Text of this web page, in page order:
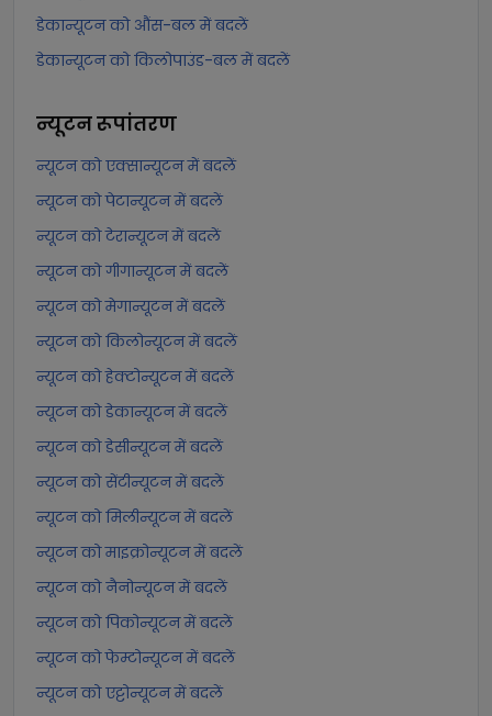
डेकान्यूटन को औंस-बल में बदलें
डेकान्यूटन को किलोपाउंड-बल में बदलें
न्यूटनरूपांतरण
न्यूटन को एक्सान्यूटन में बदलें
न्यूटन को पेटान्यूटन में बदलें
न्यूटन को टेरान्यूटन में बदलें
न्यूटन को गीगान्यूटन में बदलें
न्यूटन को मेगान्यूटन में बदलें
न्यूटन को किलोन्यूटन में बदलें
न्यूटन को हेक्टोन्यूटन में बदलें
न्यूटन को डेकान्यूटन में बदलें
न्यूटन को डेसीन्यूटन में बदलें
न्यूटन को सेंटीन्यूटन में बदलें
न्यूटन को मिलीन्यूटन में बदलें
न्यूटन को माइक्रोन्यूटन में बदलें
न्यूटन को नैनोन्यूटन में बदलें
न्यूटन को पिकोन्यूटन में बदलें
न्यूटन को फेम्टोन्यूटन में बदलें
न्यूटन को एट्टोन्यूटन में बदलें